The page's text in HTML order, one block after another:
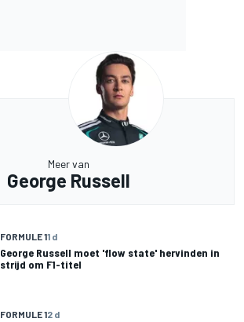
Meer van
George Russell
FORMULE 11 d
George Russell moet 'flow state' hervinden in
strijd om F1-titel
FORMULE 12 d